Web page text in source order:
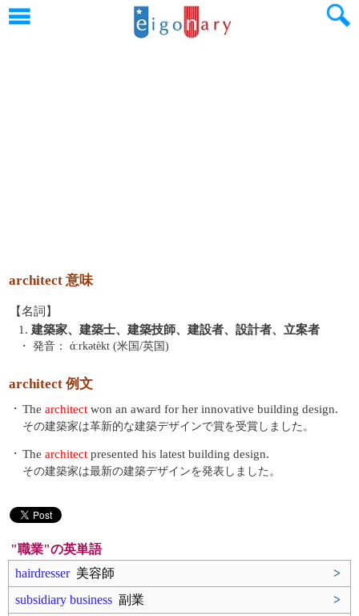
architect 意味
【名詞】
1. 建築家、建築士、建築技師、建設者、設計者、立案者
・ 発音： άːrkətèkt (米国/英国)
architect 例文
・ The architect won an award for her innovative building design.
その建築家は革新的な建築デザインで賞を受賞しました。
・ The architect presented his latest building design.
その建築家は最新の建築デザインを発表しました。
"職業"の英単語
hairdresser美容師
>
subsidiary business 副業
>